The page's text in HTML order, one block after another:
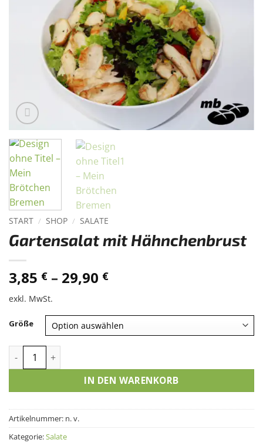
START / SHOP / SALATE
Gartensalat mit Hähnchenbrust
3,85 € – 29,90 €
exkl. MwSt.
Größe
Gartensalat mit Hähnchenbrust Menge
IN DEN WARENKORB
Artikelnummer: n. v.
Kategorie:Salate